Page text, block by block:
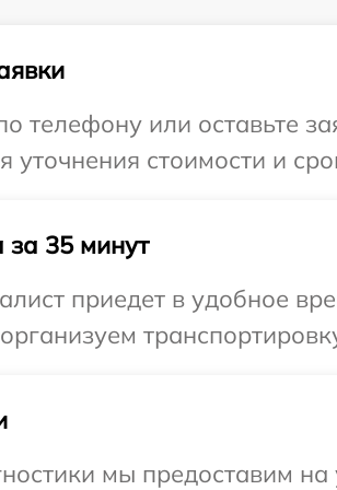
телефону или оставьте
уточнения стоимости и
35 минут
приедет в удобное
мы предоставим